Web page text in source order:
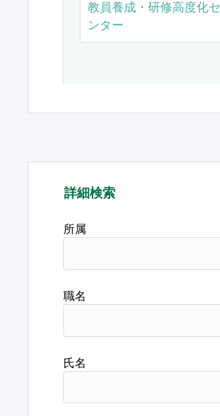
教員養成・研修高度化セ
ンター
詳細検索
所属
職名
氏名